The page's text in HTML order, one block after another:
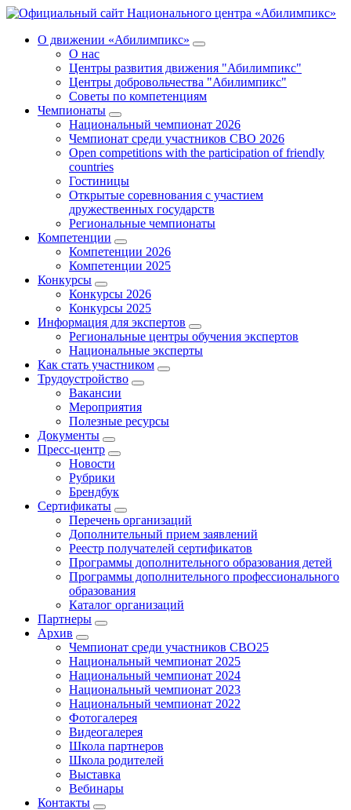
О движении «Абилимпикс»
О нас
Центры развития движения "Абилимпикс"
Центры добровольчества "Абилимпикс"
Советы по компетенциям
Чемпионаты
Национальный чемпионат 2026
Чемпионат среди участников СВО 2026
Open competitions with the participation of friendly
countries
Гостиницы
Открытые соревнования с участием
дружественных государств
Региональные чемпионаты
Компетенции
Компетенции 2026
Компетенции 2025
Конкурсы
Конкурсы 2026
Конкурсы 2025
Информация для экспертов
Региональные центры обучения экспертов
Национальные эксперты
Как стать участником
Трудоустройство
Вакансии
Мероприятия
Полезные ресурсы
Документы
Пресс-центр
Новости
Рубрики
Брендбук
Сертификаты
Перечень организаций
Дополнительный прием заявлений
Реестр получателей сертификатов
Программы дополнительного образования детей
Программы дополнительного профессионального
образования
Каталог организаций
Партнеры
Архив
Чемпионат среди участников СВО25
Национальный чемпионат 2025
Национальный чемпионат 2024
Национальный чемпионат 2023
Национальный чемпионат 2022
Фотогалерея
Видеогалерея
Школа партнеров
Школа родителей
Выставка
Вебинары
Контакты